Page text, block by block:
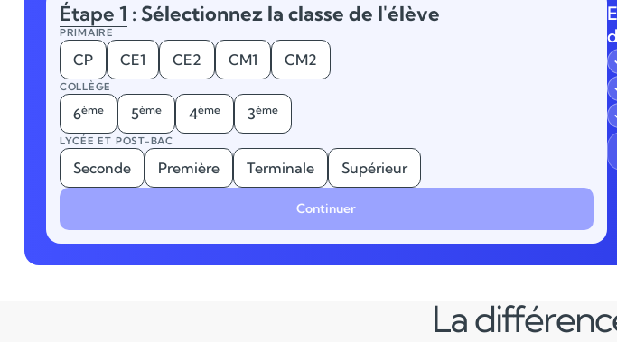
Étape 1 : Sélectionnez la classe de l'élève
PRIMAIRE
CP CE1 CE2 CM1 CM2
COLLÈGE
6ème 5ème 4ème 3ème
LYCÉE ET POST-BAC
Seconde Première Terminale Supérieur
Continuer
La